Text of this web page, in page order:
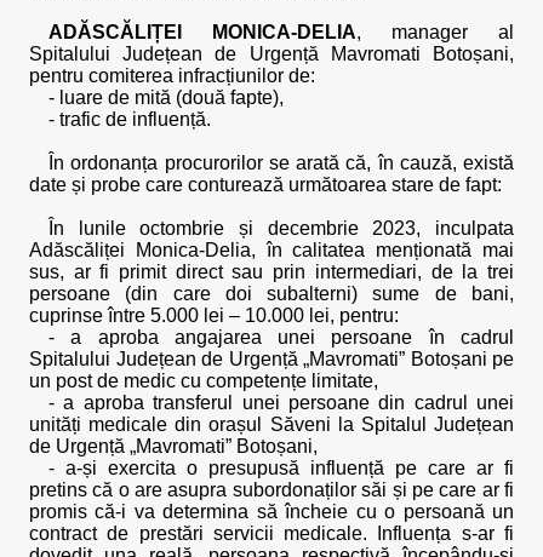
ADĂSCĂLIȚEI MONICA-DELIA, manager al
Spitalului Județean de Urgență Mavromati Botoșani,
pentru comiterea infracțiunilor de:
- luare de mită (două fapte),
- trafic de influență.
În ordonanța procurorilor se arată că, în cauză, există
date și probe care conturează următoarea stare de fapt:
În lunile octombrie și decembrie 2023, inculpata
Adăscăliței Monica-Delia, în calitatea menționată mai
sus, ar fi primit direct sau prin intermediari, de la trei
persoane (din care doi subalterni) sume de bani,
cuprinse între 5.000 lei – 10.000 lei, pentru:
- a aproba angajarea unei persoane în cadrul
Spitalului Județean de Urgență „Mavromati” Botoșani pe
un post de medic cu competențe limitate,
- a aproba transferul unei persoane din cadrul unei
unități medicale din orașul Săveni la Spitalul Județean
de Urgență „Mavromati” Botoșani,
- a-și exercita o presupusă influență pe care ar fi
pretins că o are asupra subordonaților săi și pe care ar fi
promis că-i va determina să încheie cu o persoană un
contract de prestări servicii medicale. Influența s-ar fi